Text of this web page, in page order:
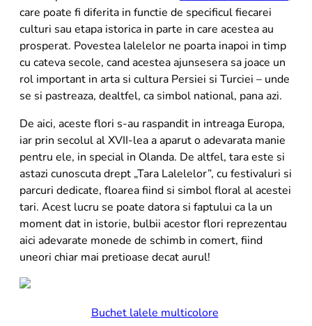
care poate fi diferita in functie de specificul fiecarei
culturi sau etapa istorica in parte in care acestea au
prosperat. Povestea lalelelor ne poarta inapoi in timp
cu cateva secole, cand acestea ajunsesera sa joace un
rol important in arta si cultura Persiei si Turciei – unde
se si pastreaza, dealtfel, ca simbol national, pana azi.
De aici, aceste flori s-au raspandit in intreaga Europa,
iar prin secolul al XVII-lea a aparut o adevarata manie
pentru ele, in special in Olanda. De altfel, tara este si
astazi cunoscuta drept „Tara Lalelelor”, cu festivaluri si
parcuri dedicate, floarea fiind si simbol floral al acestei
tari. Acest lucru se poate datora si faptului ca la un
moment dat in istorie, bulbii acestor flori reprezentau
aici adevarate monede de schimb in comert, fiind
uneori chiar mai pretioase decat aurul!
Buchet lalele multicolore